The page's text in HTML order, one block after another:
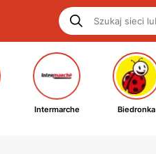
Intermarche Biedronka